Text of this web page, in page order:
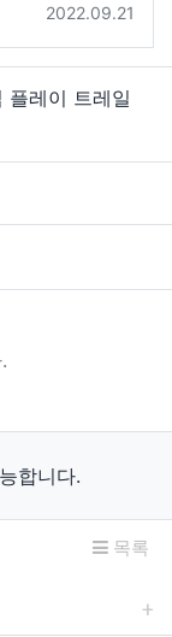
등록일
2022.09.21
레이 트레일
합니다.
목록